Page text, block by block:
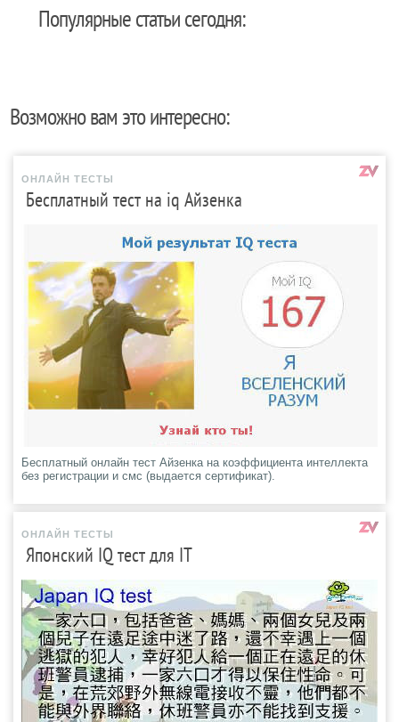
Популярные статьи сегодня:
Возможно вам это интересно:
ОНЛАЙН ТЕСТЫ
Бесплатный тест на iq Айзенка
Бесплатный онлайн тест Айзенка на коэффициента интеллекта
без регистрации и смс (выдается сертификат).
ОНЛАЙН ТЕСТЫ
Японский IQ тест для IT